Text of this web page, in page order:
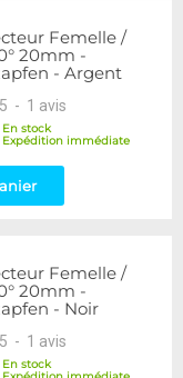
Femelle /
20mm -
- Argent
5 - 1 avis
En stock
Expédition immédiate
Femelle /
20mm -
- Noir
5 - 1 avis
En stock